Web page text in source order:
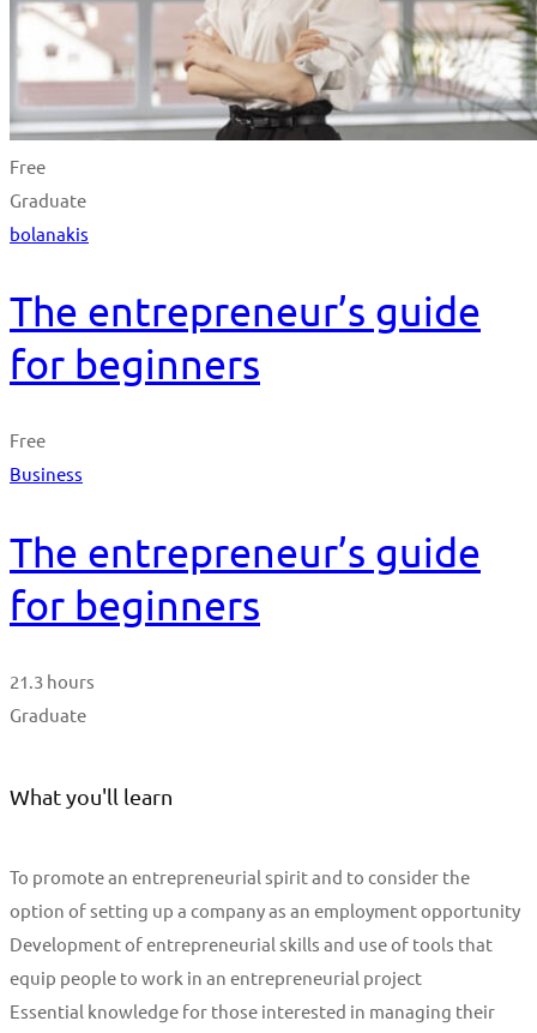
Free
Graduate
bolanakis
The entrepreneur’s guide
for beginners
Free
Business
The entrepreneur’s guide
for beginners
21.3 hours
Graduate
What you'll learn
To promote an entrepreneurial spirit and to consider the
option of setting up a company as an employment opportunity
Development of entrepreneurial skills and use of tools that
equip people to work in an entrepreneurial project
Essential knowledge for those interested in managing their